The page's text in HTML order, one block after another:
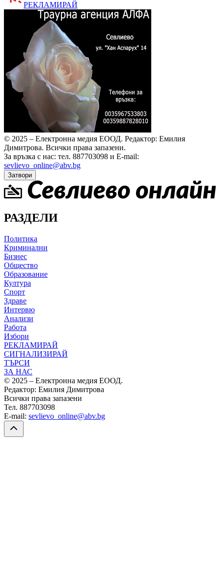
РЕКЛАМИРАЙ
© 2025 – Електронна медия ЕООД. Редактор: Емилия
Димитрова. Всички права запазени.
За връзка с нас: тел. 887703098 и E-mail:
sevlievo_online@abv.bg
Затвори
РАЗДЕЛИ
Политика
Криминални
Бизнес
Общество
Образование
Култура
Спорт
Здраве
Интервю
Анализи
Работа
Избори
РЕКЛАМИРАЙ
СИГНАЛИЗИРАЙ
ТЪРСИ
ЗА НАС
© 2025 – Електронна медия ЕООД.
Редактор: Емилия Димитрова
Всички права запазени
Тел. 887703098
E-mail: sevlievo_online@abv.bg